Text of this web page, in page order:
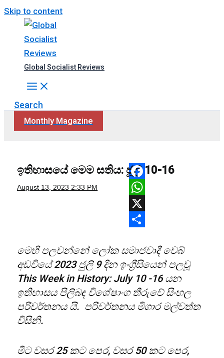
Skip to content
Global Socialist Reviews
Search
Monthly Magazine
ඉතිහාසයේ මෙම සතිය: ජූලි 10-16
August 13, 2023 2:33 PM
Facebook
WhatsApp
X
මෙහි පලවන්නේ ලෝක සමාජවාදී වෙබ්
අඩවියේ 2023 ජුලි 9 දින ඉංග්‍රීසියෙන් පලවූ
This Week in History: July 10 -16 යන
ඉතිහාසය පිලිබඳ විශේෂාංග තීරුවේ සිංහල
පරිවර්තනය යි. පරිවර්තනය මිගාර මල්වත්ත
විසිනි.
මීට වසර 25 කට පෙර, වසර 50 කට පෙර,